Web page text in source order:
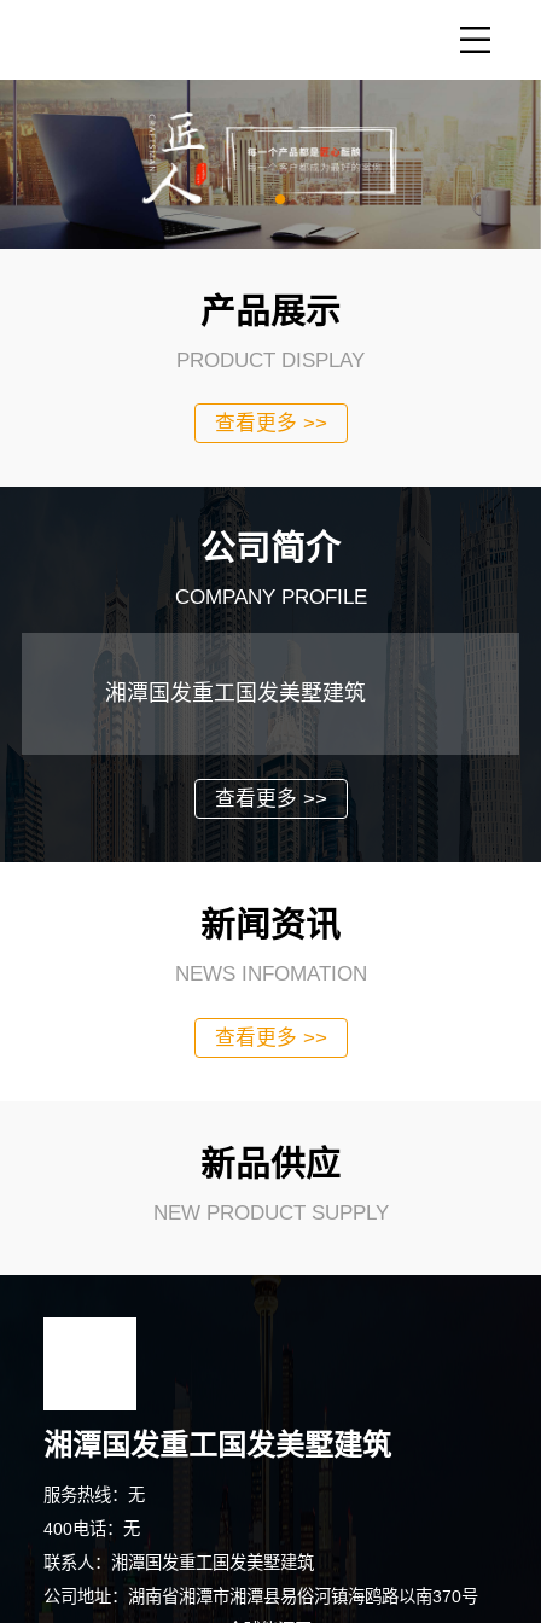
产品展示
PRODUCT DISPLAY
查看更多 >>
公司简介
COMPANY PROFILE
湘潭国发重工国发美墅建筑
查看更多 >>
新闻资讯
NEWS INFOMATION
查看更多 >>
新品供应
NEW PRODUCT SUPPLY
湘潭国发重工国发美墅建筑
服务热线：无
400电话：无
联系人：湘潭国发重工国发美墅建筑
公司地址：湖南省湘潭市湘潭县易俗河镇海鸥路以南370号